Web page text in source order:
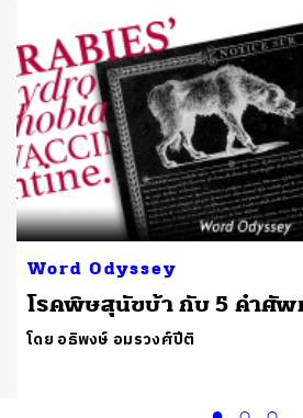
Word Odyssey
โรคพิษสุนัขบ้า กับ 5 คำศัพ
โดย อธิพงษ์ อมรวงศ์ปีติ